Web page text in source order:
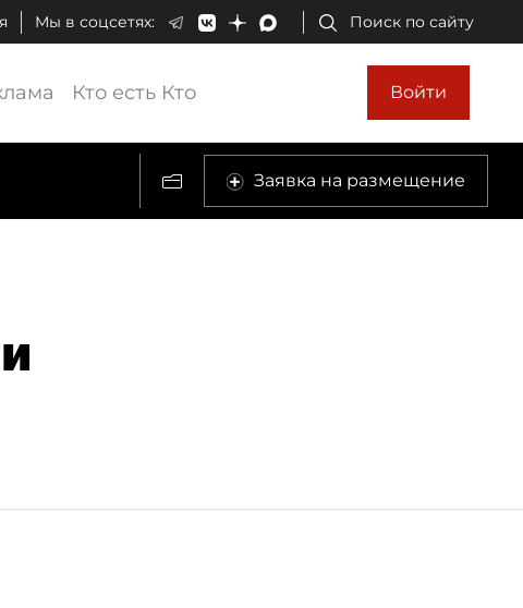
Мы в соцсетях: Поиск по сайту
Кто есть Кто Войти
Заявка на размещение